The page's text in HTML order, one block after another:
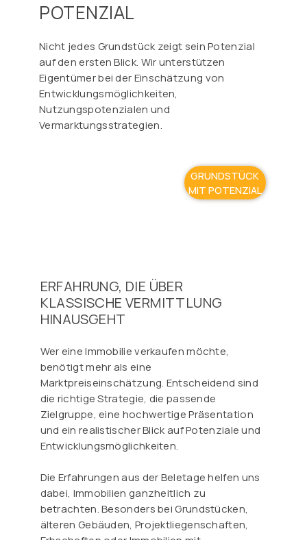
ERFAHRUNG, DIE ÜBER
KLASSISCHE VERMITTLUNG
HINAUSGEHT
Wer eine Immobilie verkaufen möchte,
benötigt mehr als eine
Marktpreiseinschätzung. Entscheidend sind
die richtige Strategie, die passende
Zielgruppe, eine hochwertige Präsentation
und ein realistischer Blick auf Potenziale und
Entwicklungsmöglichkeiten.
Die Erfahrungen aus der Beletage helfen uns
dabei, Immobilien ganzheitlich zu
betrachten. Besonders bei Grundstücken,
älteren Gebäuden, Projektliegenschaften,
POTENZIAL
Nicht jedes Grundstück zeigt sein Potenzial
auf den ersten Blick. Wir unterstützen
Eigentümer bei der Einschätzung von
Entwicklungsmöglichkeiten,
Nutzungspotenzialen und
Vermarktungsstrategien.
GRUNDSTÜCK
MIT POTENZIAL